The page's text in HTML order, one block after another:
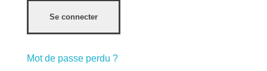
Se connecter
Mot de passe perdu ?